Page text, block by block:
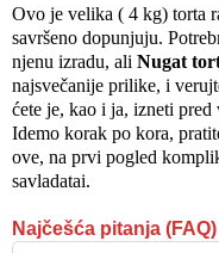
Ovo je velika ( 4 kg) torta
savršeno dopunjuju.
njenu izradu, ali Nugat
najsvečanije prilike, i
ćete je, kao i ja, izneti pred
Idemo korak po kora,
ove, na prvi pogled
savladatai.
Najčešća pitanja (FAQ)